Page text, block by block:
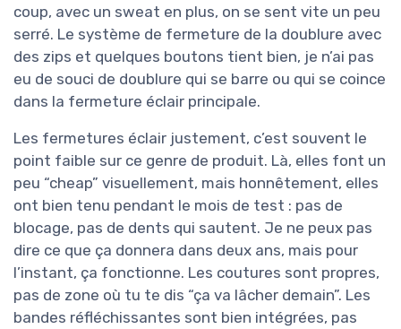
coup, avec un sweat en plus, on se sent vite un peu
serré. Le système de fermeture de la doublure avec
des zips et quelques boutons tient bien, je n’ai pas
eu de souci de doublure qui se barre ou qui se coince
dans la fermeture éclair principale.
Les fermetures éclair justement, c’est souvent le
point faible sur ce genre de produit. Là, elles font un
peu “cheap” visuellement, mais honnêtement, elles
ont bien tenu pendant le mois de test : pas de
blocage, pas de dents qui sautent. Je ne peux pas
dire ce que ça donnera dans deux ans, mais pour
l’instant, ça fonctionne. Les coutures sont propres,
pas de zone où tu te dis “ça va lâcher demain”. Les
bandes réfléchissantes sont bien intégrées, pas